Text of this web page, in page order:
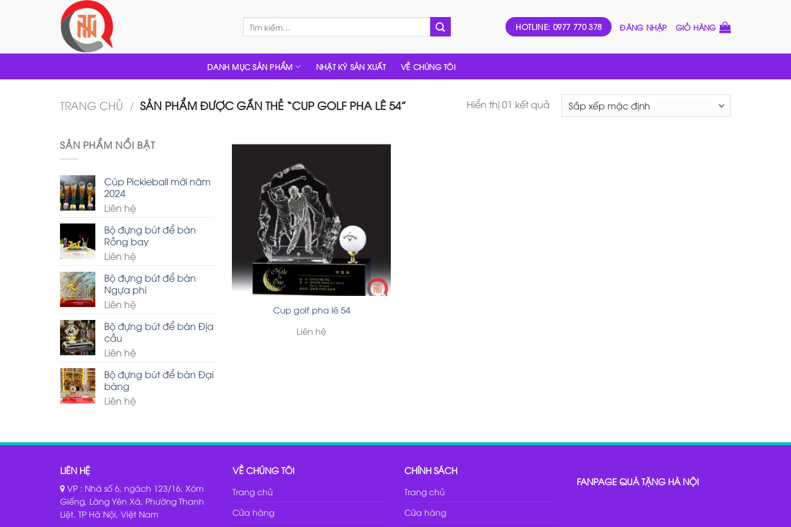
kiếm:
HOTLINE: 0977 770 378 ĐĂNG NHẬP GIỎ HÀNG
DANH MỤC SẢN PHẨM NHẬT KÝ SẢN XUẤT VỀ CHÚNG TÔI
TRANG CHỦ / SẢN PHẨM ĐƯỢC GẮN THẺ “CUP GOLF PHA LÊ 54” Hiển thị 01 kết quả
SẢN PHẨM NỔI BẬT
Cúp Pickleball mới năm
2024
Liên hệ
Bộ đựng bút để bàn
Rồng bay
Liên hệ
Bộ đựng bút để bàn
Ngựa phi
Liên hệ
Bộ đựng bút để bàn Địa
cầu
Liên hệ
Bộ đựng bút để bàn Đại
bàng
Liên hệ
Cup golf pha lê 54
Liên hệ
LIÊN HỆ
VP : Nhà số 6, ngách 123/16, Xóm
Giếng, Làng Yên Xá, Phường Thanh
Liệt, TP Hà Nội, Việt Nam
VỀ CHÚNG TÔI
Trang chủ
Cửa hàng
CHÍNH SÁCH
Trang chủ
Cửa hàng
FANPAGE QUÀ TẶNG HÀ NỘI